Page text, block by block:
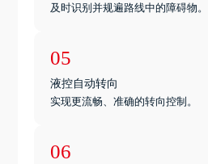
及时识别并规遍路线中的障碍物。
05
液控自动转向
实现更流畅、准确的转向控制。
06